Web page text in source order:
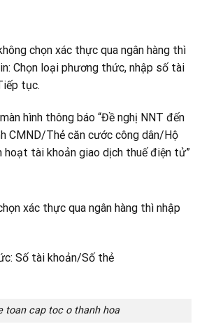
chọn xác thực qua ngân hàng thì
Chọn loại phương thức, nhập số tài
tục.
hình thông báo “Đề nghị NNT đến
CMND/Thẻ căn cước công dân/Hộ
hoạt tài khoản giao dịch thuế điện tử”
xác thực qua ngân hàng thì nhập
Số tài khoản/Số thẻ
toan cap toc o thanh hoa